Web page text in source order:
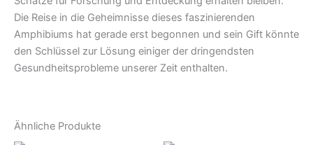
Die Reise in die Geheimnisse dieses faszinierenden
Amphibiums hat gerade erst begonnen und sein Gift könnte
den Schlüssel zur Lösung einiger der dringendsten
Gesundheitsprobleme unserer Zeit enthalten.
Ähnliche Produkte